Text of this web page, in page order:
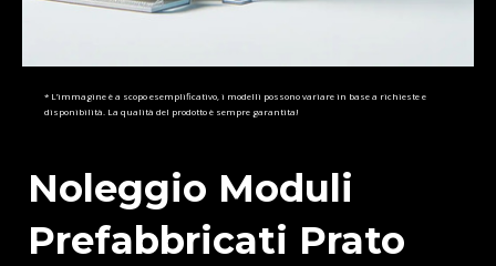
Noleggio Moduli
Prefabbricati Prato
* L’immagine è a scopo esemplificativo, i modelli possono variare in base a richieste e
disponibilità. La qualità del prodotto è sempre garantita!